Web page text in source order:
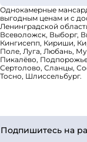
Однокамерные
выгодным ценам и с
Ленинградской
Всеволожск, Выборг,
Кингисепп, Кириши,
Поле, Луга, Любань,
Пикалёво,
Сертолово, Сланцы,
Тосно, Шлиссельбург.
Подпишитесь на